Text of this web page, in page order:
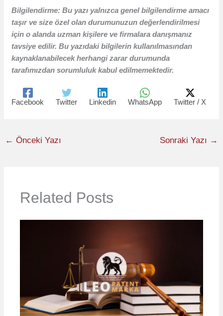
Bilgilendirme: Bu yazı yalnızca genel bilgilendirme amacı
taşır ve size özel olan durumunuzun değerlendirilmesi
için o alanda uzman kişilere ve firmalara danışmanız
tavsiye edilir. Bu yazıdaki bilgilerin kullanılmasından
kaynaklanabilecek herhangi zarar durumunda
tarafımızdan sorumluluk kabul edilmemektedir.
Facebook Twitter Linkedin WhatsApp Twitter / X
← Önceki Yazı Sonraki Yazı →
Related Posts